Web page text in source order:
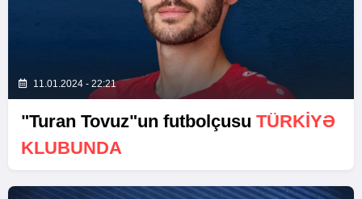
11.01.2024 - 22:21
"Turan Tovuz"un futbolçusu TÜRKIYƏ
KLUBUNDA